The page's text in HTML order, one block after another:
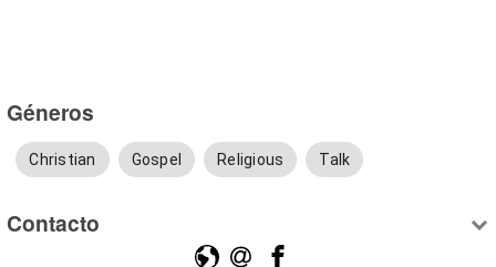
Géneros
Christian Gospel Religious Talk
Contacto